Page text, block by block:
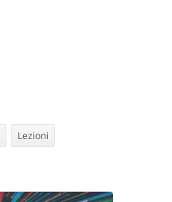
Lezioni